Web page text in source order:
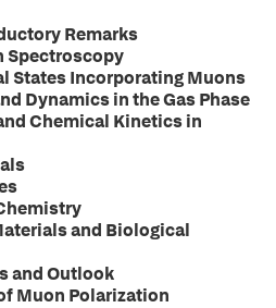
Remarks
Spectroscopy
States Incorporating Muons
Dynamics in the Gas Phase
Chemical Kinetics in
and Biological
and Outlook
Muon Polarization